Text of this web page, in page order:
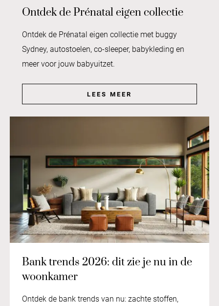
Ontdek de Prénatal eigen collectie
Ontdek de Prénatal eigen collectie met buggy
Sydney, autostoelen, co-sleeper, babykleding en
meer voor jouw babyuitzet.
LEES MEER
Bank trends 2026: dit zie je nu in de
woonkamer
Ontdek de bank trends van nu: zachte stoffen,